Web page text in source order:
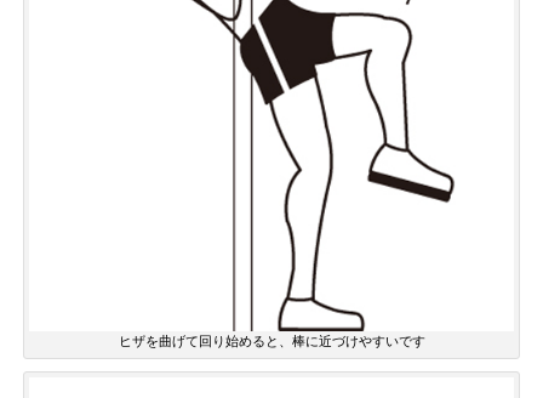
ヒザを曲げて回り始めると、棒に近づけやすいです